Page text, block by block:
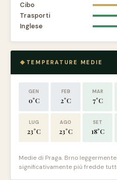
Cibo
Trasporti
Inglese
TEMPERATURE MEDIE
GEN
0°C
FEB
2°C
MAR
7°C
LUG
23°C
AGO
23°C
SET
18°C
Medie di Praga. Brno
significativamente più fredde